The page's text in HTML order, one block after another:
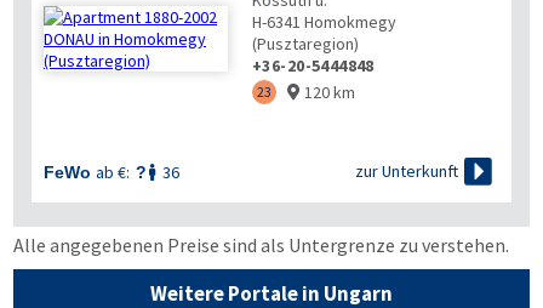
H-6341 Homokmegy
(Pusztaregion)
+36-20-5444848
23  120 km
FeWo ab €: ?  36 zur Unterkunft 
Alle angegebenen Preise sind als Untergrenze zu verstehen.
Weitere Portale in Ungarn